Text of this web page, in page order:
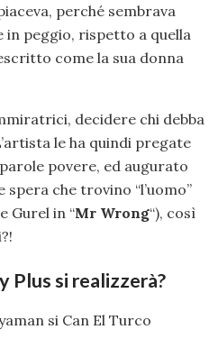
perché sembrava
in peggio, rispetto a quella
come la sua donna
decidere chi debba
le ha quindi pregate
povere, ed augurato
che trovino “l’uomo”
Gurel in “Mr Wrong“), così
Plus si realizzerà?